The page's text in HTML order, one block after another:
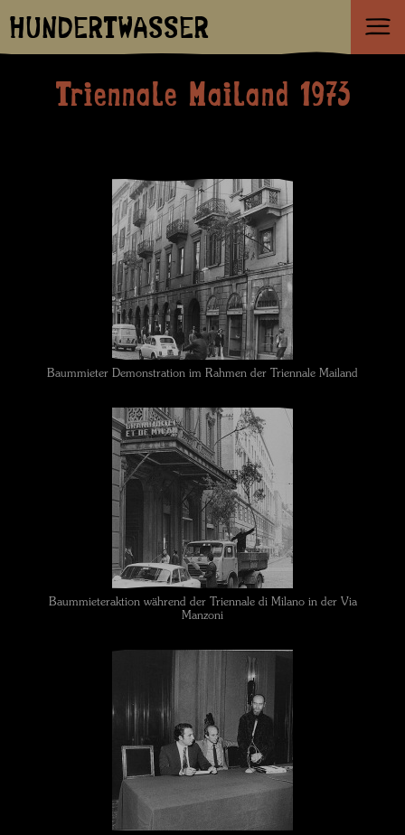
HUNDERTWASSER
Triennale Mailand 1973
Baummieter Demonstration im Rahmen der Triennale Mailand
Baummieteraktion während der Triennale di Milano in der Via
Manzoni